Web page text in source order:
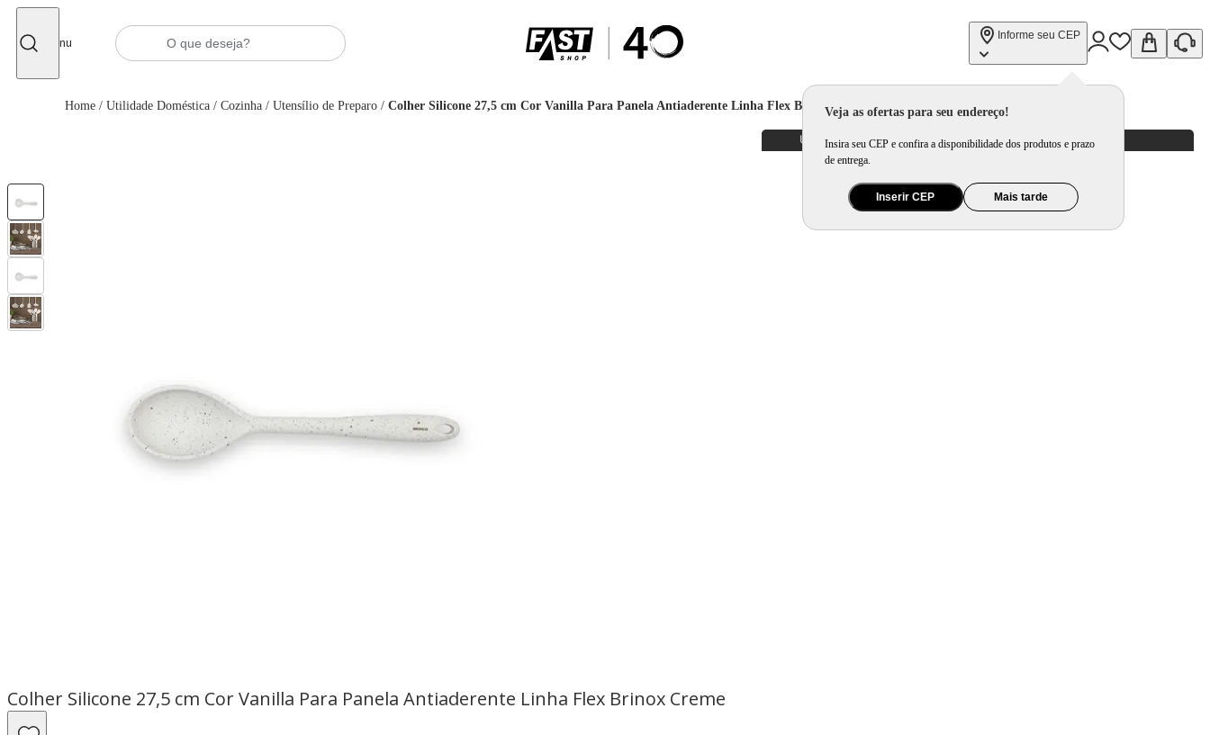
Menu
Informe seu CEP
Veja as ofertas para seu endereço!
Insira seu CEP e confira a disponibilidade dos produtos e prazo
de entrega.
Inserir CEP Mais tarde
Home / Utilidade Doméstica / Cozinha / Utensílio de Preparo / Colher Silicone 27,5 cm Cor Vanilla Para Panela Antiaderente Linha Flex Brinox
Colher Silicone 27,5 cm Cor Vanilla Para Panela Antiaderente Linha Flex Brinox Creme